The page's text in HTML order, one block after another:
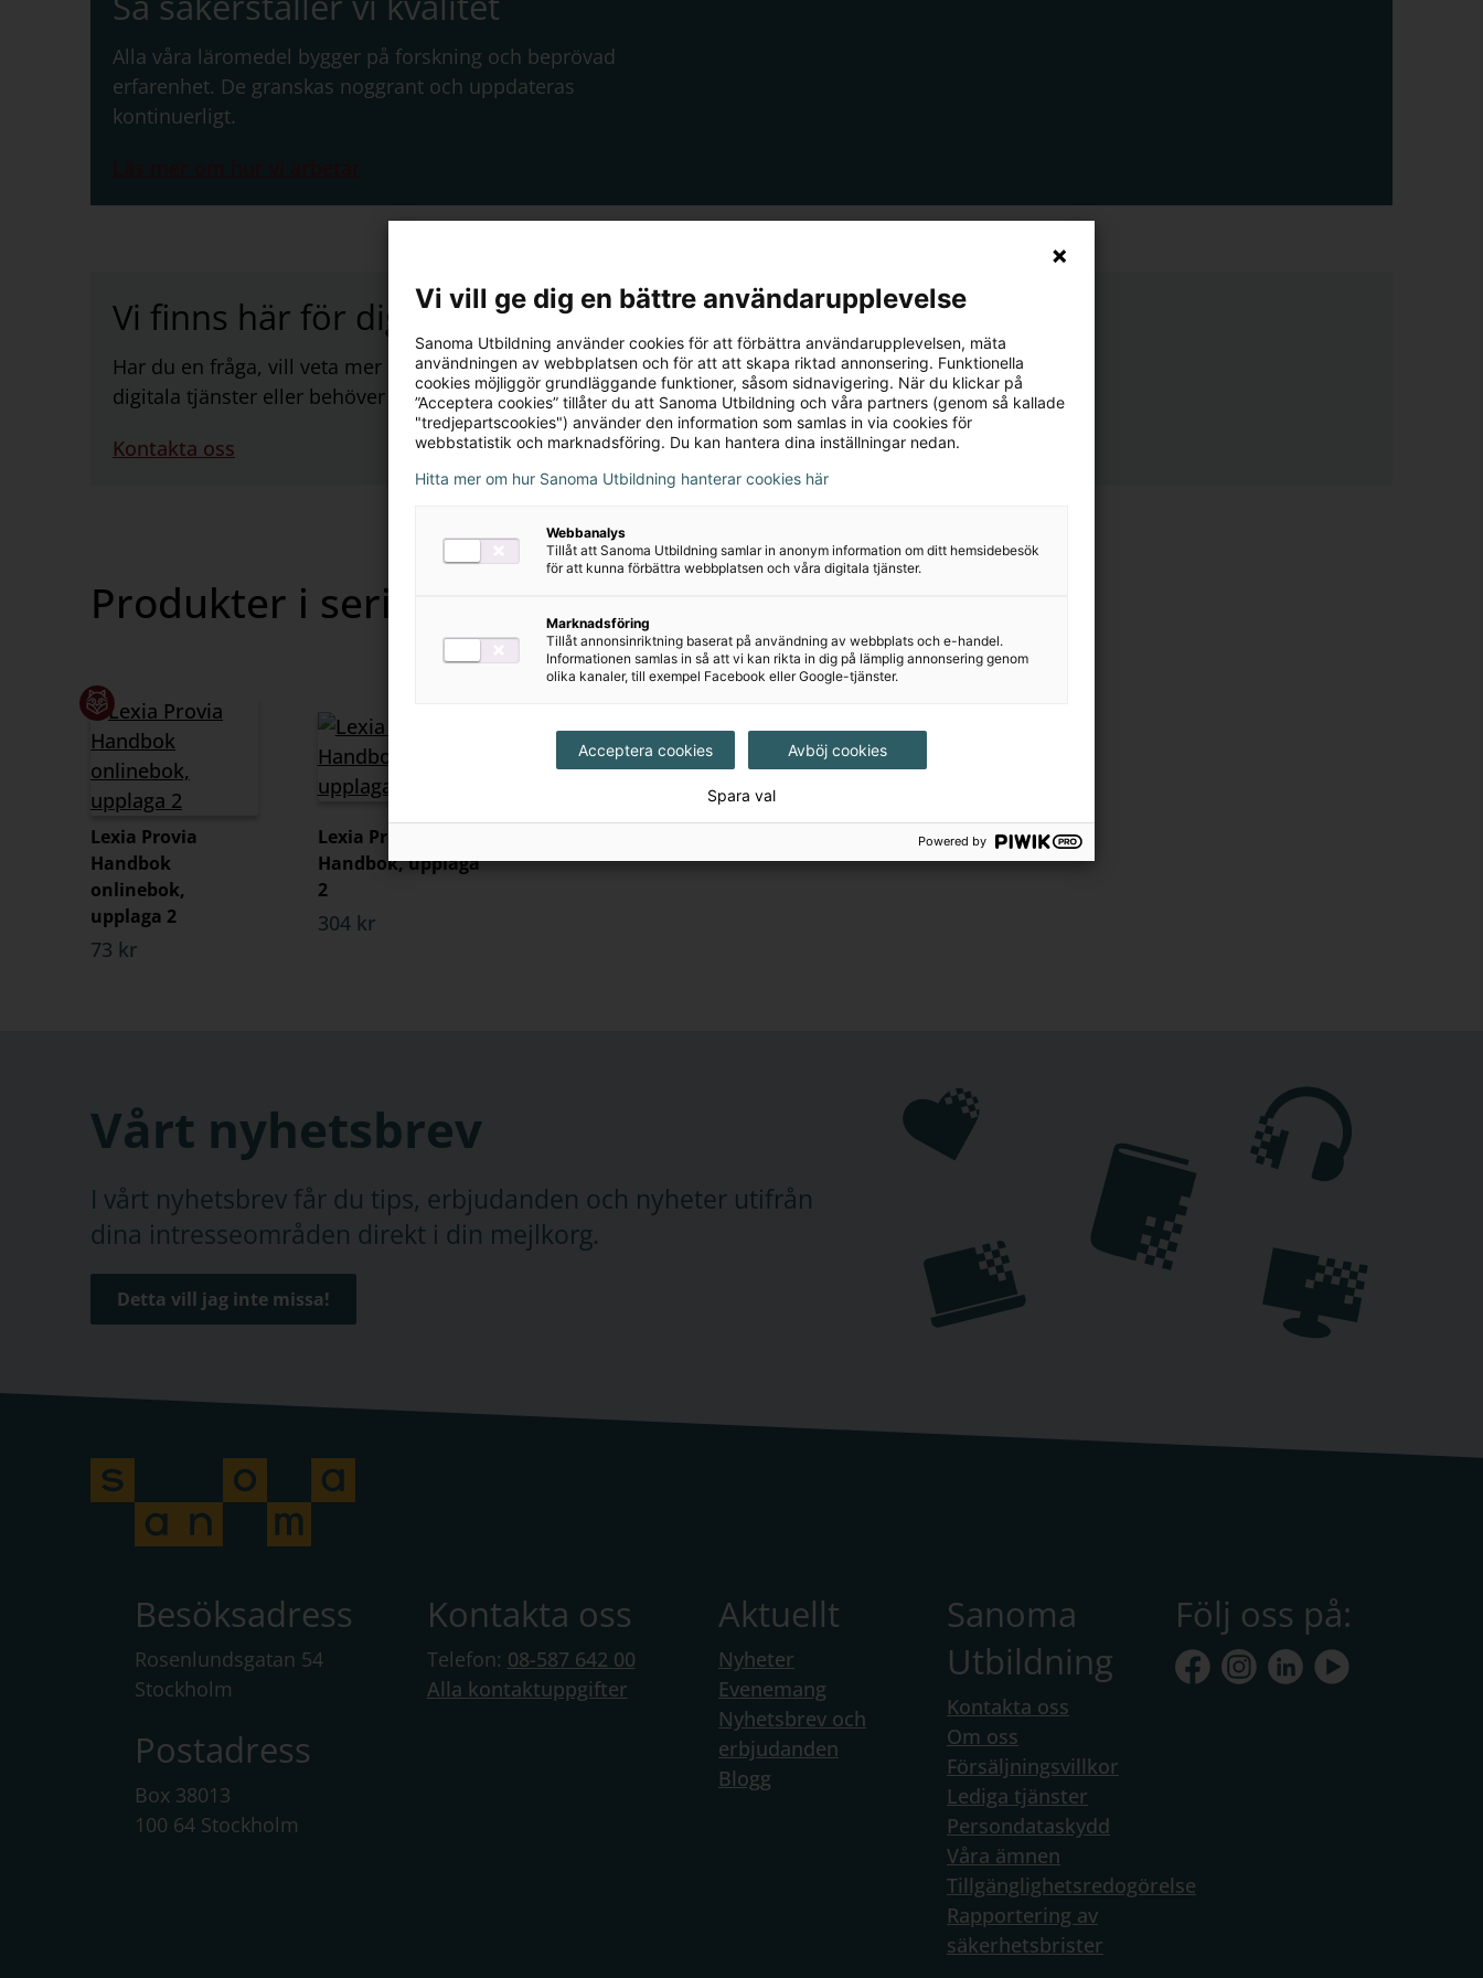
Alla våra läromedel bygger på forskning och beprövad
erfarenhet. De granskas noggrant och uppdateras
kontinuerligt.
Vi finns här för dig
Har du en fråga, vill veta mer om våra läromedel,
digitala tjänster eller behöver stöd att komma igång?
Kontakta oss
Produkter i serien
Lexia Provia
Handbok
onlinebok,
upplaga 2
73 kr
Lexia Provia
Handbok, upplaga
2
304 kr
Vårt nyhetsbrev
I vårt nyhetsbrev får du tips, erbjudanden och nyheter utifrån
dina intresseområden direkt i din mejlkorg.
Detta vill jag inte missa!
Besöksadress
Rosenlundsgatan 54
Stockholm
Postadress
Box 38013
100 64 Stockholm
Kontakta oss
Telefon: 08-587 642 00
Alla kontaktuppgifter
Aktuellt
Nyheter
Evenemang
Nyhetsbrev och
erbjudanden
Blogg
Sanoma
Utbildning
Kontakta oss
Om oss
Försäljningsvillkor
Lediga tjänster
Persondataskydd
Våra ämnen
Tillgänglighetsredogörelse
Rapportering av
säkerhetsbrister
Följ oss på:
Vi vill ge dig en bättre användarupplevelse
Sanoma Utbildning använder cookies för att förbättra användarupplevelsen, mäta
användningen av webbplatsen och för att att skapa riktad annonsering. Funktionella
cookies möjliggör grundläggande funktioner, såsom sidnavigering. När du klickar på
”Acceptera cookies” tillåter du att Sanoma Utbildning och våra partners (genom så kallade
"tredjepartscookies") använder den information som samlas in via cookies för
webbstatistik och marknadsföring. Du kan hantera dina inställningar nedan.
Hitta mer om hur Sanoma Utbildning hanterar cookies här
Webbanalys
Tillåt att Sanoma Utbildning samlar in anonym information om ditt hemsidebesök
för att kunna förbättra webbplatsen och våra digitala tjänster.
Marknadsföring
Tillåt annonsinriktning baserat på användning av webbplats och e-handel.
Informationen samlas in så att vi kan rikta in dig på lämplig annonsering genom
olika kanaler, till exempel Facebook eller Google-tjänster.
Acceptera cookies Avböj cookies
Spara val
Powered by